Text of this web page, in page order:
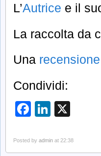
L’Autrice e il
La raccolta da
Una recensione
Condividi:
Facebook
LinkedIn
Posted by admin at 22:38